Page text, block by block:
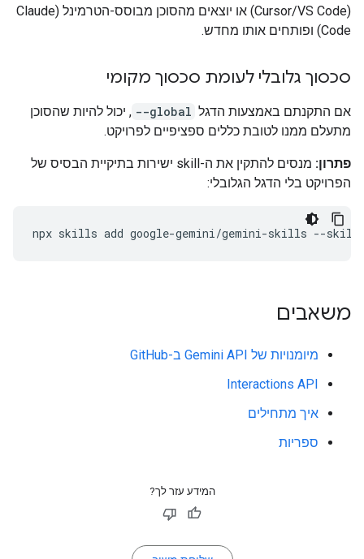
(Cursor/VS Code) או יוצאים מהסוכן מבוסס-הטרמינל (Claude
Code) ופותחים אותו מחדש.
סכסוך גלובלי לעומת סכסוך מקומי
אם התקנתם באמצעות הדגל --global , יכול להיות שהסוכן
מתעלם ממנו לטובת כללים ספציפיים לפרויקט.
פתרון:
מנסים להתקין את ה-skill ישירות בתיקיית הבסיס של
הפרויקט בלי הדגל הגלובלי:
npx skills add google-gemini/gemini-skills --skill
משאבים
מיומנויות של Gemini API ב-GitHub
Interactions API
איך מתחילים
ספריות
המידע עזר לך?